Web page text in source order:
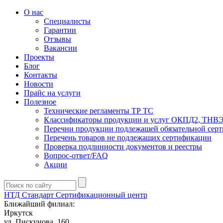
О нас
Специалисты
Гарантии
Отзывы
Вакансии
Проекты
Блог
Контакты
Новости
Прайс на услуги
Полезное
Технические регламенты ТР ТС
Классификаторы продукции и услуг ОКПД2,
Перечни продукции подлежащей обязательной
Перечень товаров не подлежащих сертификации
Проверка подлинности документов и реестры
Вопрос-ответ/FAQ
Акции
НТД Стандарт Сертификационный центр
Ближайший филиал:
Иркутск